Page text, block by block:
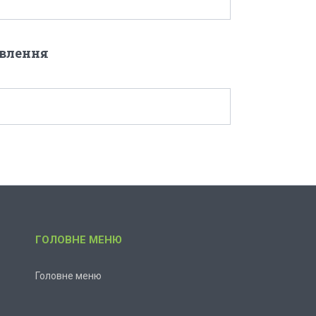
ГОЛОВНЕ МЕНЮ
Головне меню